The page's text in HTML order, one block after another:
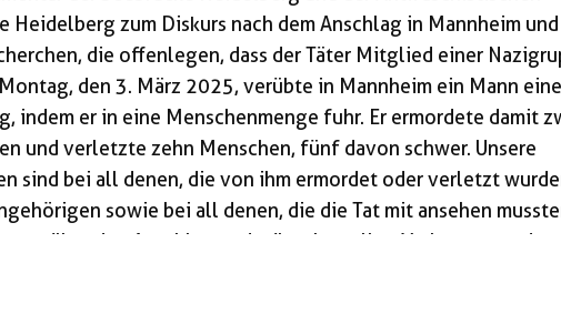
Heidelberg zum Diskurs nach dem Anschlag in Mannheim
die offenlegen, dass der Täter Mitglied einer
den 3. März 2025, verübte in Mannheim ein Mann
indem er in eine Menschenmenge fuhr. Er ermordete damit
und verletzte zehn Menschen, fünf davon schwer. Unsere
sind bei all denen, die von ihm ermordet oder verletzt
sowie bei all denen, die die Tat mit ansehen
über den Anschlag und wünschen allen Verletzten und